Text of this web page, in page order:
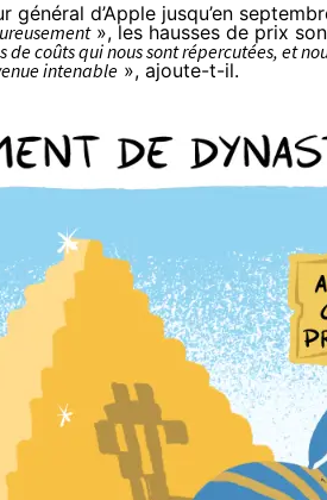
d’Apple jusqu’en
», les hausses de prix
coûts qui nous sont répercutées, et
intenable », ajoute-t-il.